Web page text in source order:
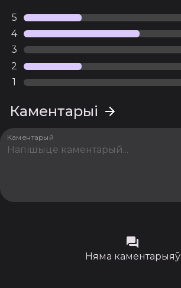
5
4
3
2
1
Каментарыі
Каментарый
Няма каментарыяў